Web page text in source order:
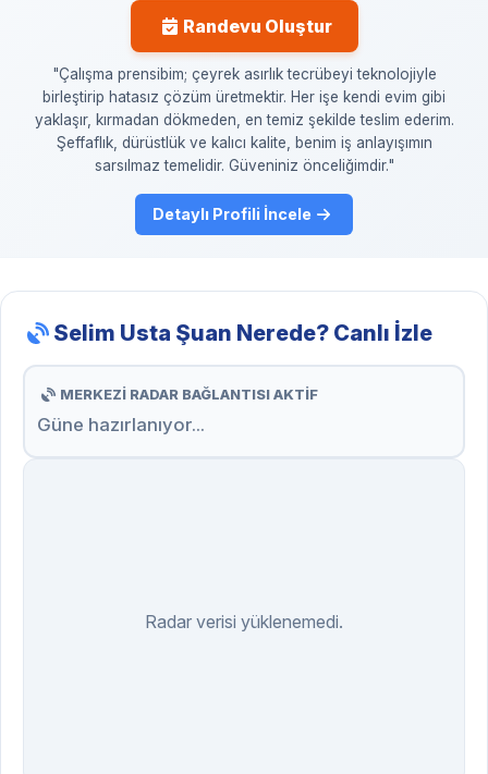
Randevu Oluştur
"Çalışma prensibim; çeyrek asırlık tecrübeyi teknolojiyle
birleştirip hatasız çözüm üretmektir. Her işe kendi evim gibi
yaklaşır, kırmadan dökmeden, en temiz şekilde teslim ederim.
Şeffaflık, dürüstlük ve kalıcı kalite, benim iş anlayışımın
sarsılmaz temelidir. Güveniniz önceliğimdir."
Detaylı Profili İncele
Selim Usta Şuan Nerede? Canlı İzle
MERKEZİ RADAR BAĞLANTISI AKTİF
Güne hazırlanıyor...
Radar verisi yüklenemedi.